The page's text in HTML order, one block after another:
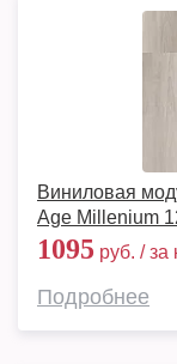
Виниловая
Age Millenium
1095 руб. / за
Подробнее